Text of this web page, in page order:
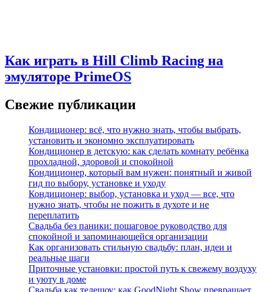
Как играть в Hill Climb Racing на
эмуляторе PrimeOS
Свежие публикации
Кондиционер: всё, что нужно знать, чтобы выбрать,
установить и экономно эксплуатировать
Кондиционер в детскую: как сделать комнату ребёнка
прохладной, здоровой и спокойной
Кондиционер, который вам нужен: понятный и живой
гид по выбору, установке и уходу
Кондиционер: выбор, установка и уход — все, что
нужно знать, чтобы не пожить в духоте и не
переплатить
Свадьба без паники: пошаговое руководство для
спокойной и запоминающейся организации
Как организовать стильную свадьбу: план, идеи и
реальные шаги
Приточные установки: простой путь к свежему воздуху
и уюту в доме
Свадьба как телешоу: как GoodNight Show превращает